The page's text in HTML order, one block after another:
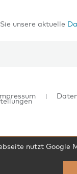
nutzt Google
unsere aktuelle
Impressum